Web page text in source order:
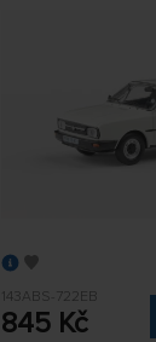
143ABS-722EB
845 Kč